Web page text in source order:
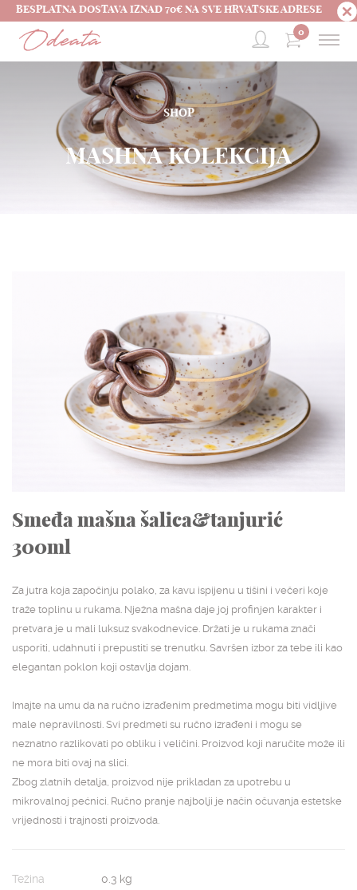
BESPLATNA DOSTAVA IZNAD 70€ NA SVE HRVATSKE ADRESE
0
NASLOVNA
KONTAKT
SHOP
MASHNA KOLEKCIJA
Smeđa mašna šalica&tanjurić
300ml
Za jutra koja započinju polako, za kavu ispijenu u tišini i večeri koje
traže toplinu u rukama. Nježna mašna daje joj profinjen karakter i
pretvara je u mali luksuz svakodnevice. Držati je u rukama znači
usporiti, udahnuti i prepustiti se trenutku. Savršen izbor za tebe ili kao
elegantan poklon koji ostavlja dojam.
Imajte na umu da na ručno izrađenim predmetima mogu biti vidljive
male nepravilnosti. Svi predmeti su ručno izrađeni i mogu se
neznatno razlikovati po obliku i veličini. Proizvod koji naručite može ili
ne mora biti ovaj na slici.
Zbog zlatnih detalja, proizvod nije prikladan za upotrebu u
mikrovalnoj pećnici. Ručno pranje najbolji je način očuvanja estetske
vrijednosti i trajnosti proizvoda.
Težina
0.3 kg